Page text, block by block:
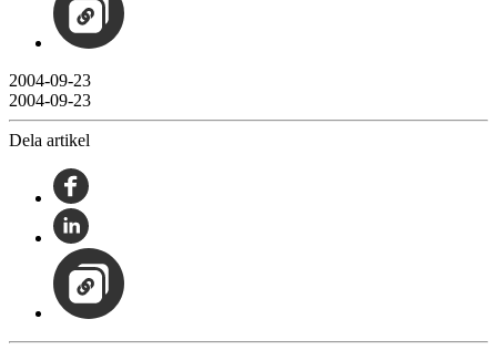
2004-09-23
2004-09-23
Dela artikel